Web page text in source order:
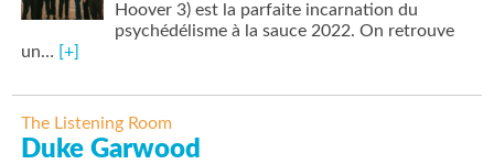
Hoover 3) est la parfaite incarnation du
psychédélisme à la sauce 2022. On retrouve
un… [+]
The Listening Room
Duke Garwood